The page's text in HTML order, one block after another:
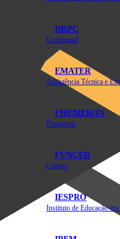
DRPC
Cerimonial
EMATER
FHEMERON
Fhemeron
FUNCER
Cultura
IESPRO